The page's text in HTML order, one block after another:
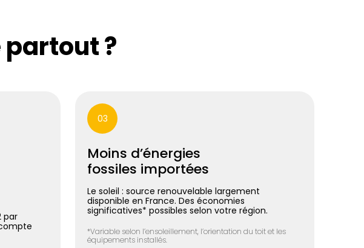
partout ?
par
03
Moins d’énergies
fossiles importées
Le soleil : source renouvelable largement
disponible en France. Des économies
significatives* possibles selon votre région.
*Variable selon l’ensoleillement, l’orientation du toit et les
équipements installés.